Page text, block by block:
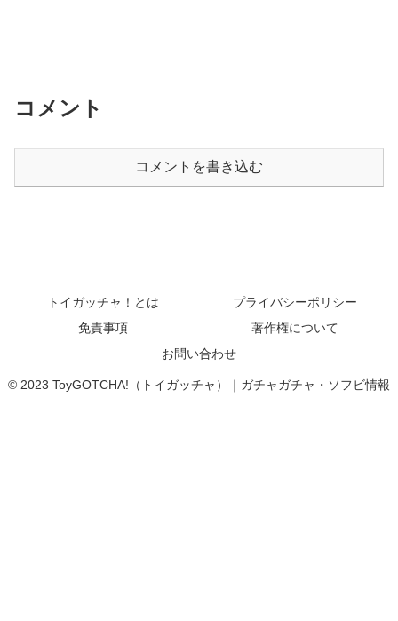
コメント
コメントを書き込む
トイガッチャ！とは
プライバシーポリシー
免責事項
著作権について
お問い合わせ
© 2023 ToyGOTCHA!（トイガッチャ）｜ガチャガチャ・ソフビ情報